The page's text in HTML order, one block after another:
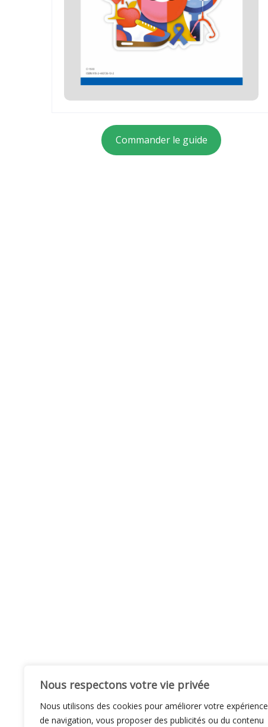
Nous respectons votre vie privée
Nous utilisons des cookies pour améliorer votre expérience
de navigation, vous proposer des publicités ou du contenu
Commander le guide